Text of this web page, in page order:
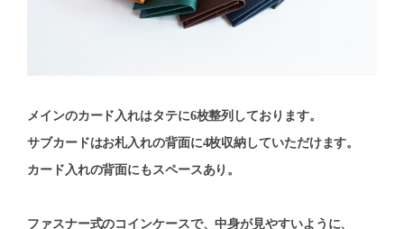
メインのカード入れはタテに6枚整列しております。
サブカードはお札入れの背面に4枚収納していただけます。
カード入れの背面にもスペースあり。
ファスナー式のコインケースで、中身が見やすいように、